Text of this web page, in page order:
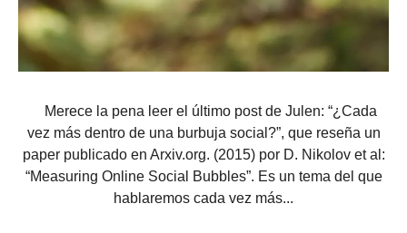
Merece la pena leer el último post de Julen: “¿Cada
vez más dentro de una burbuja social?”, que reseña un
paper publicado en Arxiv.org. (2015) por D. Nikolov et al:
“Measuring Online Social Bubbles”. Es un tema del que
hablaremos cada vez más...